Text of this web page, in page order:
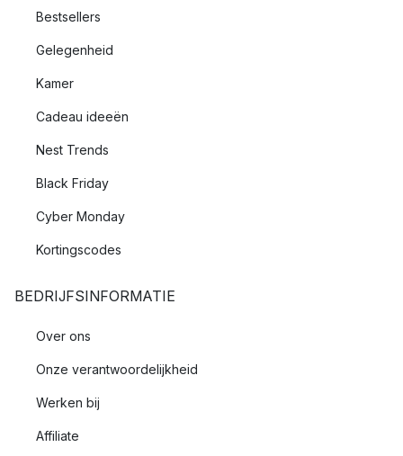
Bestsellers
Gelegenheid
Kamer
Cadeau ideeën
Nest Trends
Black Friday
Cyber Monday
Kortingscodes
BEDRIJFSINFORMATIE
Over ons
Onze verantwoordelijkheid
Werken bij
Affiliate